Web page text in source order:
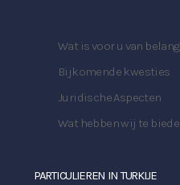
Wat is voor u van
Bijkomende kwesties
Juridische Aspecten
Wat hebben wij te
PARTICULIEREN IN TURKIJE